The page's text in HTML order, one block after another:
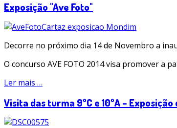
Exposição "Ave Foto"
Decorre no próximo dia 14 de Novembro a
O concurso AVE FOTO 2014 visa promover a
Ler mais …
Visita das turma 9ºC e 10ºA – Exposição